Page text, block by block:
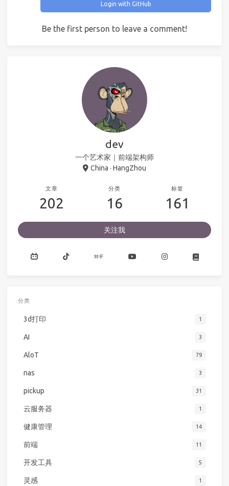
Login with GitHub
Be the first person to leave a comment!
dev
一个艺术家｜前端架构师
China · HangZhou
文章
202
分类
16
标签
161
关注我
分类
3d打印 1
AI 3
AloT 79
nas 3
pickup 31
云服务器 1
健康管理 14
前端 11
开发工具 5
灵感 1